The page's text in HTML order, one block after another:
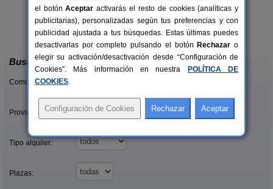
8-12+1 pers.
desde19 €
A Quintela
Forcarei (Pontevedra)
Buscar
Comunidades:
Provincias/Islas:
Tipo alquiler:
Plazas:
el botónAceptar activarás el resto de cookies (analíticas y
publicitarias), personalizadas según tus preferencias y con
publicidad ajustada a tus búsquedas. Estas últimas puedes
desactivarlas por completo pulsando el botón Rechazar o
elegir su activación/desactivación desde “Configuración de
Cookies”. Más información en nuestra
POLÍTICA DE
COOKIES.